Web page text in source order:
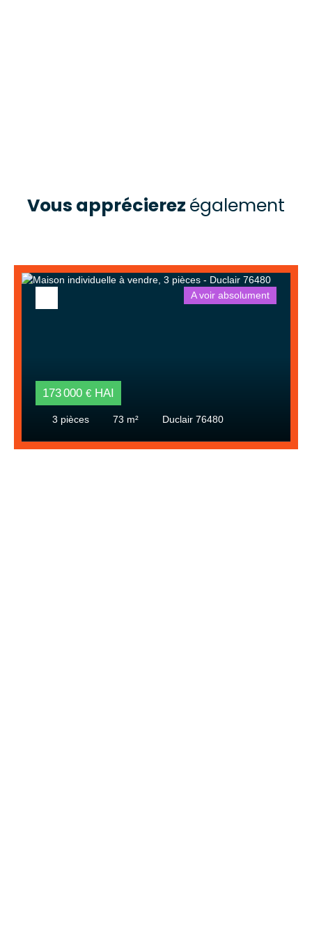
Vous apprécierez également
173 000 € HAI
3 pièces 73 m² Duclair 76480
A voir absolument